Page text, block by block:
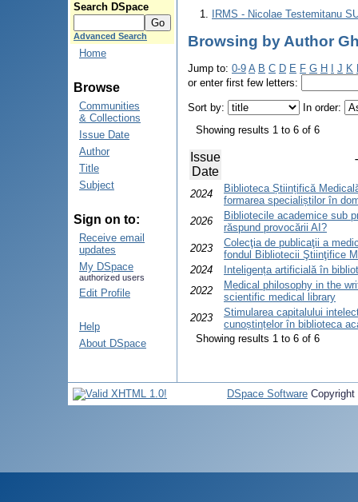
Search DSpace
Advanced Search
Home
Browse
Communities
& Collections
Issue Date
Author
Title
Subject
Sign on to:
Receive email
updates
My DSpace
authorized users
Edit Profile
Help
About DSpace
IRMS - Nicolae Testemitanu
Browsing by Author
Jump to: 0-9 A B C D E F G H J K
or enter first few letters:
Sort by:
In order:
Showing results 1 to 6 of 6
Issue
Date
2024
Biblioteca Științifică
formarea specialiștilor în
2026
Bibliotecile academice sub
răspund provocării AI?
2023
Colecţia de publicaţii a
fondul Bibliotecii Ştiinţifice
2024
Inteligența artificială în
2022
Medical philosophy in the
scientific medical library
2023
Stimularea capitalului
cunoștințelor în biblioteca
Showing results 1 to 6 of 6
DSpace Software